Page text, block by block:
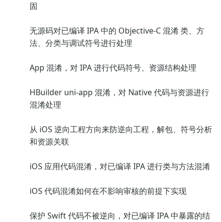
固
无源码对已编译 IPA 中的 Objective-C 混淆 类、方
法、分类与调试符号进行处理
App 混淆，对 IPA 进行代码符号、资源结构处理
HBuilder uni-app 混淆，对 Native 代码与资源进行
混淆处理
从 iOS 逆向工程方向来防逆向工程，解包、符号分析
和资源关联
iOS 应用代码混淆，对已编译 IPA 进行类与方法混淆
iOS 代码混淆如何在不影响审核的前提下实现
保护 Swift 代码不被逆向，对已编译 IPA 中暴露的结